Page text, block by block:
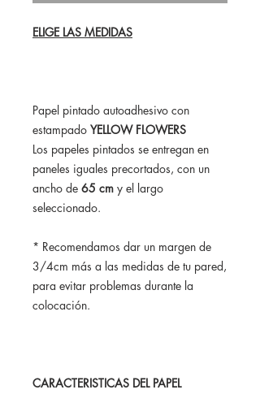
ELIGE LAS MEDIDAS
Papel pintado autoadhesivo con
estampado YELLOW FLOWERS
Los papeles pintados se entregan en
paneles iguales precortados, con un
ancho de 65 cm y el largo
seleccionado.
* Recomendamos dar un margen de
3/4cm más a las medidas de tu pared,
para evitar problemas durante la
colocación.
CARACTERISTICAS DEL PAPEL